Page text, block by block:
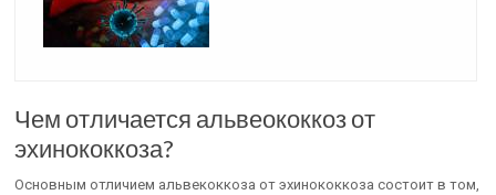
Чем отличается альвеококкоз от
эхинококкоза?
Основным отличием альвекоккоза от эхинококкоза состоит в том,